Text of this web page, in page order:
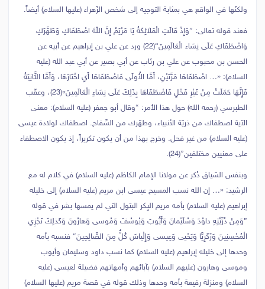
ولكنّها في الواقع هي بمثابة التوجيه إلى شخص الزّهراء (عليها السلام) أيضاً.
فعند قوله تعالى: {وَإِذْ قَالَتِ الْمَلاَئِكَةُ يَا مَرْيَمُ إِنَّ اللّهَ اصْطَفَاكِ وَطَهَّرَكِ
وَاصْطَفَاكِ عَلَى نِسَاء الْعَالَمِينَ}(22) ورد عن علي بن إبراهيم عن أبيه عن
الحسن بن محبوب عن علي بن رئاب عن أبي بصير عن أبي عبد الله (عليه
السلام): «… اصْطَفَاهَا مَرَّتَيْنِ، أَمَّا الأُولَى فَاصْطَفَاهَا أَيِ اخْتَارَهَا، وَأَمَّا الثَّانِيَةُ
فَإِنَّهَا حَمَلَتْ مِنْ غَيْرِ فَحْلٍ فَاصْطَفَاهَا بِذَلِكَ عَلَى نِسَاءِ الْعَالَمِينَ»(23)، وعقّب
الطبرسي (رحمه الله) حول هذا الأمر: “وقال أبو جعفر (عليه السلام): معنى
الآية اصطفاك من ذريّة الأنبياء، وطهّرك من السِّفاح. اصطفاك لولادة عيسى
(عليه السلام) من غير فحل. وخرج بهذا من أن يكون تكريراً، إذ يكون الاصطفاء
على معنيين مختلفين”(24).
وبنفس السّياق ذُكر عن مولانا الإمام الكاظم (عليه السلام) في كلام له مع
الرشيد: «… إن الله نسب المسيح عيسى ابن مريم (عليه السلام) إلى خليله
إبراهيم (عليه السلام) بأمه مريم البِكر البتول التي لم يمسها بشر في قوله
{وَمِنْ ذُرِّيَّتِهِ داوُدَ وَسُلَيْمانَ وَأَيُّوبَ وَيُوسُفَ وَمُوسى‏ وَهارُونَ وَكَذلِكَ نَجْزِي
الْمُحْسِنِينَ وَزَكَرِيَّا وَيَحْيى‏ وَعِيسى‏ وَإِلْياسَ كُلٌّ مِنَ الصَّالِحِينَ} فنسبه بأمه
وحدها إلى خليله إبراهيم (عليه السلام) كما نسب داود وسليمان وأيوب
وموسى وهارون (عليهم السلام) بآبائهم وأمهاتهم فضيلة لعيسى (عليه
السلام) ومنزلة رفيعة بأمه وحدها وذلك قوله في قصة مريم (عليها السلام)